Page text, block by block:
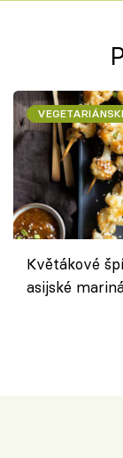
Květákové
asijské